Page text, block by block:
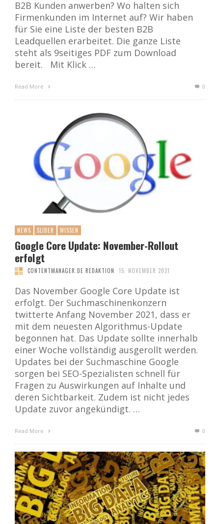
B2B Kunden anwerben? Wo halten sich
Firmenkunden im Internet auf? Wir haben
für Sie eine Liste der besten B2B
Leadquellen erarbeitet. Die ganze Liste
steht als 9seitiges PDF zum Download
bereit. Mit Klick …
Read More 0
NEWS SLIDER WISSEN
Google Core Update: November-Rollout
erfolgt
CONTENTMANAGER.DE REDAKTION 15. NOVEMBER 2021
Das November Google Core Update ist
erfolgt. Der Suchmaschinenkonzern
twitterte Anfang November 2021, dass er
mit dem neuesten Algorithmus-Update
begonnen hat. Das Update sollte innerhalb
einer Woche vollständig ausgerollt werden.
Updates bei der Suchmaschine Google
sorgen bei SEO-Spezialisten schnell für
Fragen zu Auswirkungen auf Inhalte und
deren Sichtbarkeit. Zudem ist nicht jedes
Update zuvor angekündigt. …
Read More 0